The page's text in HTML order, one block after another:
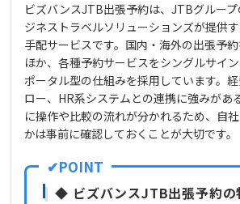
ビズバンスJTB出張予約は、JTBグルー
ジネストラベルソリューションズが提供
手配サービスです。国内・海外の出張予
ほか、各種予約サービスをシングルサイ
ポータル型の仕組みを採用しています。
ロー、HR系システムとの連携に強みがあ
に操作や比較の流れが分かれるため、自
かは事前に確認しておくことが大切です。
◆ ビズバンスJTB出張予約の